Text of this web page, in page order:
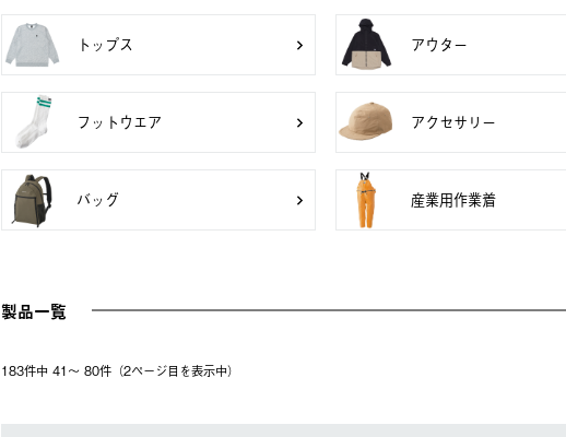
トップス アウター
フットウエア アクセサリー
バッグ 産業用作業着
製品一覧
183件中 41〜 80件（2ページ⽬を表⽰中）